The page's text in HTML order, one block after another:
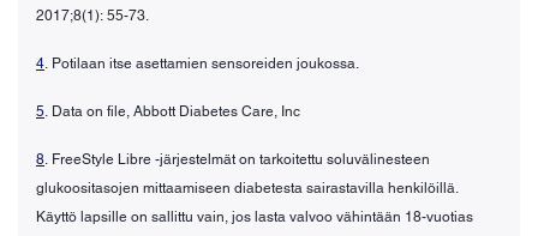
2017;8(1): 55-73.
4. Potilaan itse asettamien sensoreiden joukossa.
5. Data on file, Abbott Diabetes Care, Inc
8. FreeStyle Libre -järjestelmät on tarkoitettu soluvälinesteen
glukoositasojen mittaamiseen diabetesta sairastavilla henkilöillä.
Käyttö lapsille on sallittu vain, jos lasta valvoo vähintään 18-vuotias